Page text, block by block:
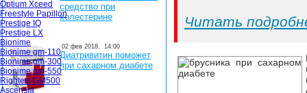
Optium Xceed
Freestyle Papillon
Prestige IQ
Prestige LX
Bionime
Bionime gm-110
Bionime gm-300
Bionime gm-550
Rightest GM500
Ascensia
средство при
холестерине
02 фев 2018, 14:00
Диатривитин поможет
при сахарном диабете
Читать